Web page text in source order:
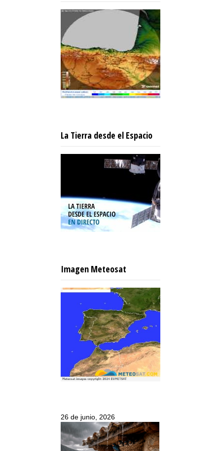
La Tierra desde el Espacio
Imagen Meteosat
26 de junio, 2026